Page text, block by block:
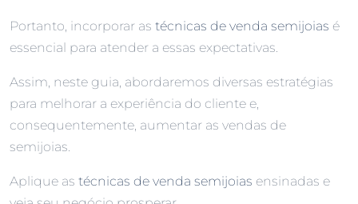
Portanto, incorporar as técnicas de venda semijoias é
essencial para atender a essas expectativas.
Assim, neste guia, abordaremos diversas estratégias
para melhorar a experiência do cliente e,
consequentemente, aumentar as vendas de
semijoias.
Aplique as técnicas de venda semijoias ensinadas e